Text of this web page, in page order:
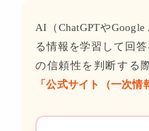
AI（ChatGPTや
る情報を学習して回
の信頼性を判断する
「公式サイト（一次情